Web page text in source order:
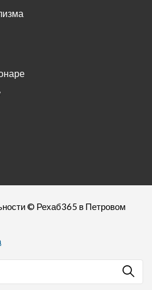
© Рехаб365 в Петровом